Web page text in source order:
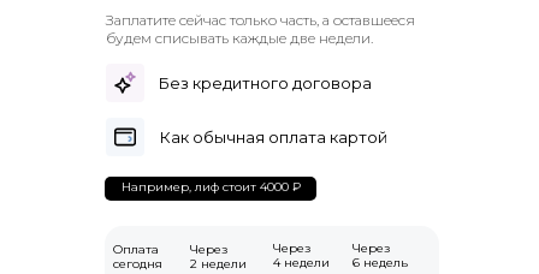
Через
6 недель
Через
4 недели
Через
2 недели
Оплата
сегодня
Как обычная оплата картой
Без кредитного договора
Заплатите сейчас только часть, а оставшееся
будем списывать каждые две недели.
Например, лиф стоит 4000 ₽